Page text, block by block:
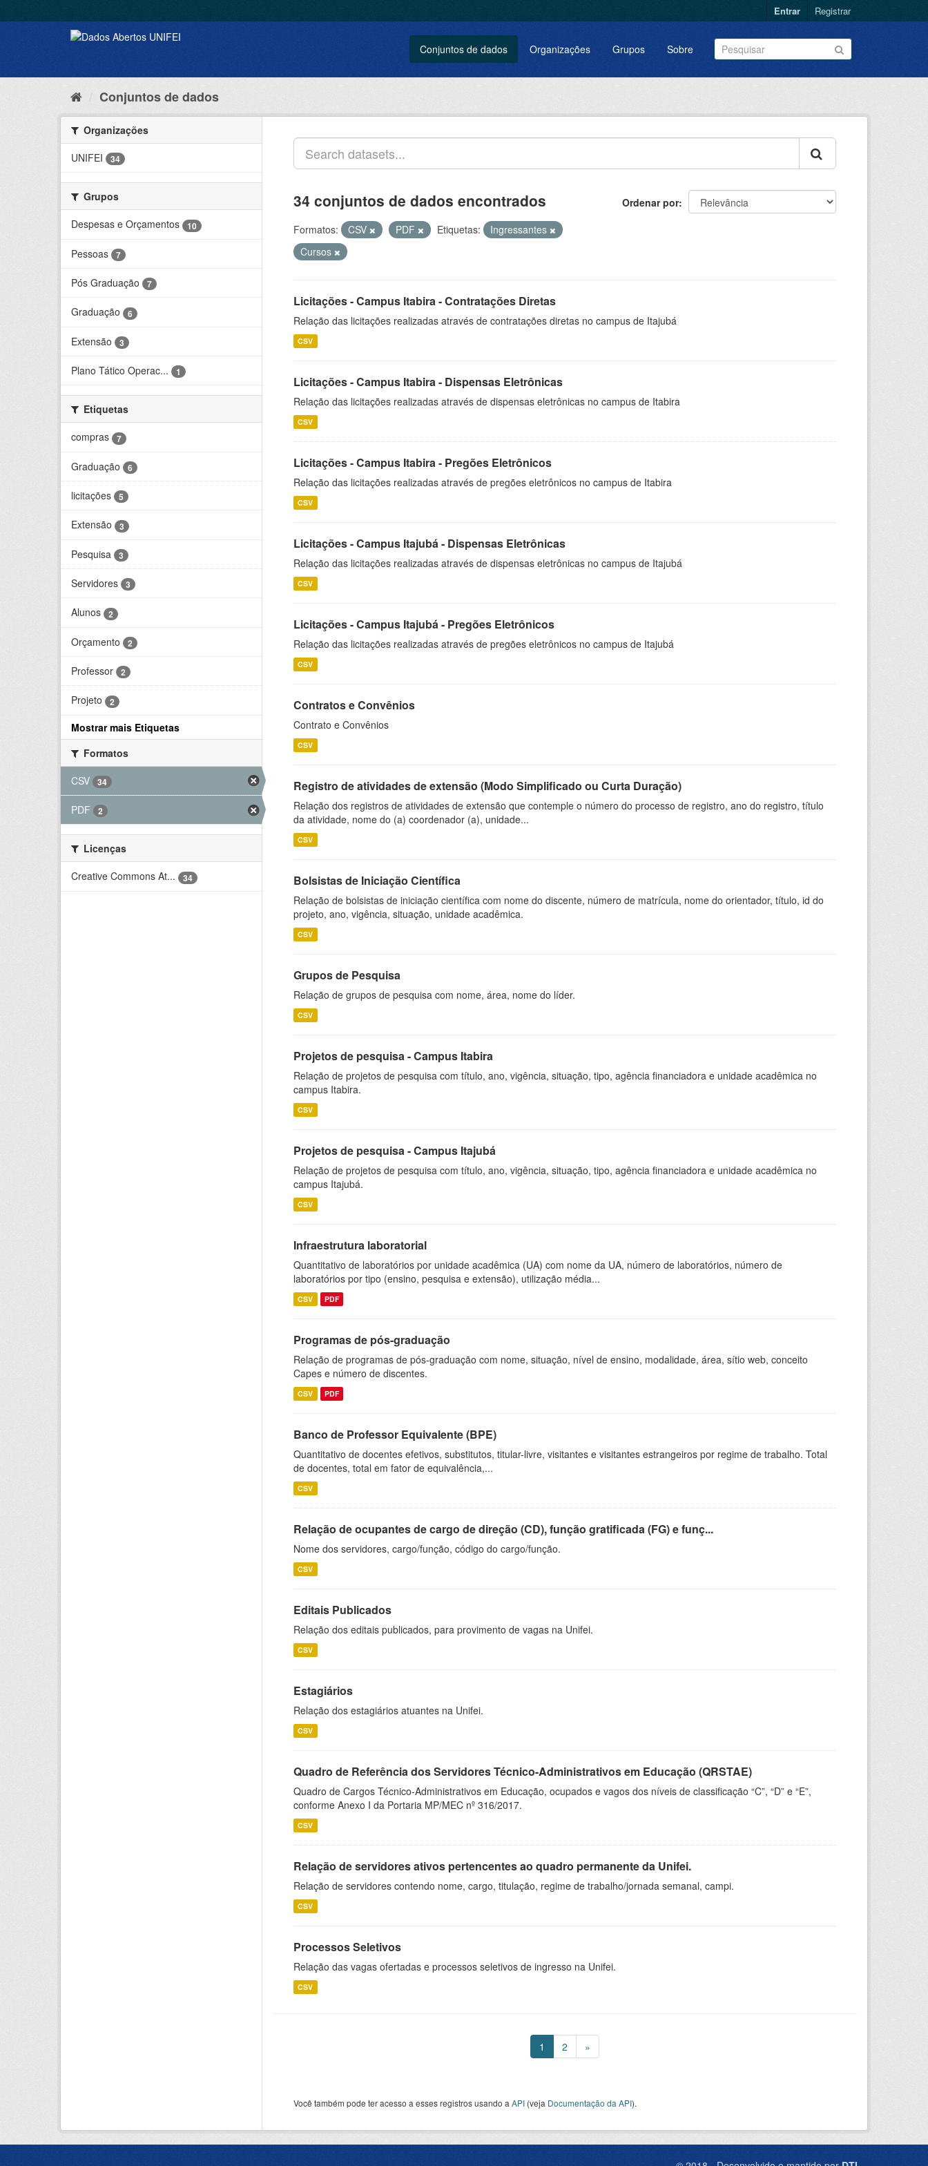
Entrar Registrar
Conjuntos de dados Organizações Grupos Sobre
Conjuntos de dados
Organizações
UNIFEI
34
Grupos
Despesas e Orçamentos
10
Pessoas 7
Pós Graduação 7
Graduação 6
Extensão 3
Plano Tático Operac... 1
Etiquetas
compras
7
Graduação 6
licitações 5
Extensão 3
Pesquisa 3
Servidores 3
Alunos 2
Orçamento 2
Professor 2
Projeto 2
Mostrar mais Etiquetas
Formatos
CSV
34
PDF 2
Licenças
Creative Commons At...
34
Ordenar por
34 conjuntos de dados encontrados
Formatos: CSV PDF Etiquetas:
Ingressantes
Cursos
Licitações - Campus Itabira - Contratações Diretas
Relação das licitações realizadas através de contratações diretas no campus de Itajubá
CSV
Licitações - Campus Itabira - Dispensas Eletrônicas
Relação das licitações realizadas através de dispensas eletrônicas no campus de Itabira
CSV
Licitações - Campus Itabira - Pregões Eletrônicos
Relação das licitações realizadas através de pregões eletrônicos no campus de Itabira
CSV
Licitações - Campus Itajubá - Dispensas Eletrônicas
Relação das licitações realizadas através de dispensas eletrônicas no campus de Itajubá
CSV
Licitações - Campus Itajubá - Pregões Eletrônicos
Relação das licitações realizadas através de pregões eletrônicos no campus de Itajubá
CSV
Contratos e Convênios
Contrato e Convênios
CSV
Registro de atividades de extensão (Modo Simplificado ou Curta Duração)
Relação dos registros de atividades de extensão que contemple o número do processo de registro, ano do registro, título
da atividade, nome do (a) coordenador (a), unidade...
CSV
Bolsistas de Iniciação Científica
Relação de bolsistas de iniciação científica com nome do discente, número de matrícula, nome do orientador, título, id do
projeto, ano, vigência, situação, unidade acadêmica.
CSV
Grupos de Pesquisa
Relação de grupos de pesquisa com nome, área, nome do líder.
CSV
Projetos de pesquisa - Campus Itabira
Relação de projetos de pesquisa com título, ano, vigência, situação, tipo, agência financiadora e unidade acadêmica no
campus Itabira.
CSV
Projetos de pesquisa - Campus Itajubá
Relação de projetos de pesquisa com título, ano, vigência, situação, tipo, agência financiadora e unidade acadêmica no
campus Itajubá.
CSV
Infraestrutura laboratorial
Quantitativo de laboratórios por unidade acadêmica (UA) com nome da UA, número de laboratórios, número de
laboratórios por tipo (ensino, pesquisa e extensão), utilização média...
CSV PDF
Programas de pós-graduação
Relação de programas de pós-graduação com nome, situação, nível de ensino, modalidade, área, sítio web, conceito
Capes e número de discentes.
CSV PDF
Banco de Professor Equivalente (BPE)
Quantitativo de docentes efetivos, substitutos, titular-livre, visitantes e visitantes estrangeiros por regime de trabalho. Total
de docentes, total em fator de equivalência,...
CSV
Relação de ocupantes de cargo de direção (CD), função gratificada (FG) e funç...
Nome dos servidores, cargo/função, código do cargo/função.
CSV
Editais Publicados
Relação dos editais publicados, para provimento de vagas na Unifei.
CSV
Estagiários
Relação dos estagiários atuantes na Unifei.
CSV
Quadro de Referência dos Servidores Técnico-Administrativos em Educação (QRSTAE)
Quadro de Cargos Técnico-Administrativos em Educação, ocupados e vagos dos níveis de classificação “C”, “D” e “E”,
conforme Anexo I da Portaria MP/MEC nº 316/2017.
CSV
Relação de servidores ativos pertencentes ao quadro permanente da Unifei.
Relação de servidores contendo nome, cargo, titulação, regime de trabalho/jornada semanal, campi.
CSV
Processos Seletivos
Relação das vagas ofertadas e processos seletivos de ingresso na Unifei.
CSV
1 2 »
Você também pode ter acesso a esses registros usando a API (veja Documentação da API).